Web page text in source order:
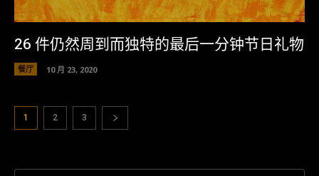
26 件仍然周到而独特的最后一分钟节日礼物
餐厅 10 月 23, 2020
1 2 3